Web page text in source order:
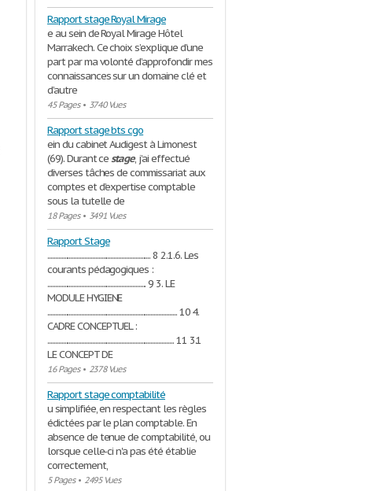
Rapport stage Royal Mirage
e au sein de Royal Mirage Hôtel
Marrakech. Ce choix s’explique d’une
part par ma volonté d’approfondir mes
connaissances sur un domaine clé et
d’autre
45 Pages• 3740 Vues
Rapport stage bts cgo
ein du cabinet Audigest à Limonest
(69). Durant cestage, j’ai effectué
diverses tâches de commissariat aux
comptes et d’expertise comptable
sous la tutelle de
18 Pages• 3491 Vues
Rapport Stage
................................................................... 8 2.1.6. Les
courants pédagogiques :
................................................................ 9 3. LE
MODULE HYGIENE
.................................................................................... 10 4.
CADRE CONCEPTUEL :
.................................................................................. 11 3.1
LE CONCEPT DE
16 Pages• 2378 Vues
Rapport stage comptabilité
u simplifiée, en respectant les règles
édictées par le plan comptable. En
absence de tenue de comptabilité, ou
lorsque celle-ci n'a pas été établie
correctement,
5 Pages• 2495 Vues